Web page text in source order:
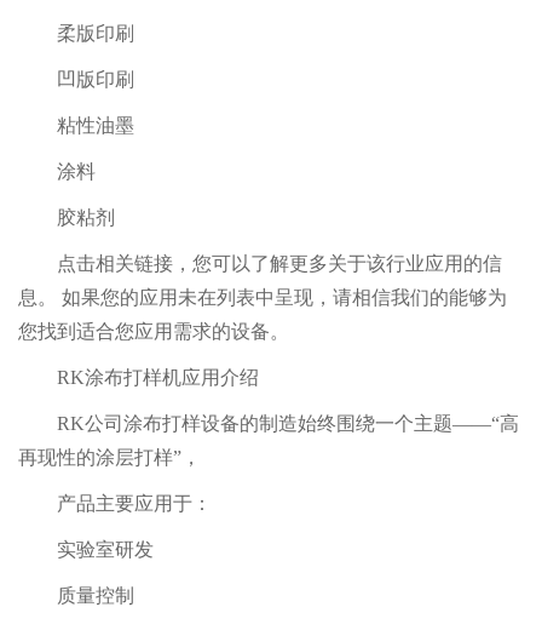
柔版印刷
凹版印刷
粘性油墨
涂料
胶粘剂
点击相关链接，您可以了解更多关于该行业应用的信
息。 如果您的应用未在列表中呈现，请相信我们的能够为
您找到适合您应用需求的设备。
RK涂布打样机应用介绍
RK公司涂布打样设备的制造始终围绕一个主题——“高
再现性的涂层打样”，
产品主要应用于：
实验室研发
质量控制